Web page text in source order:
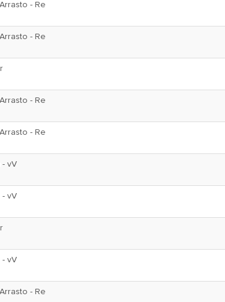
- Re
- Re
- Re
- Re
- vV
- vV
- vV
- Re